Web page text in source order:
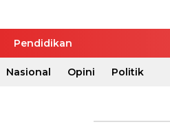
Pendidikan
Nasional Opini Politik